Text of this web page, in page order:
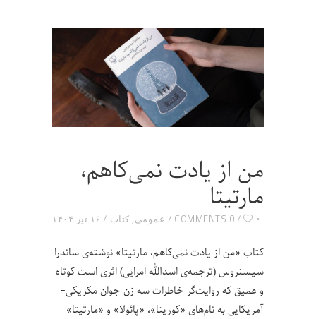
من از یادت نمی‌کاهم،
مارتیتا
۱۶ تیر ۱۴۰۴ عمومی, کتاب 0 COMMENTS ۰
کتاب «من از یادت نمی‌کاهم، مارتیتا» نوشته‌ی ساندرا
سیسنروس (ترجمه‌ی اسدالله امرایی) اثری است کوتاه
و عمیق که روایت‌گر خاطرات سه زن جوان مکزیکی-
آمریکایی به نام‌های «کورینا»، «پائولا» و «مارتیتا»